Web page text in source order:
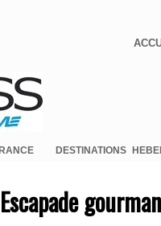
DESTINATIONS
Escapade